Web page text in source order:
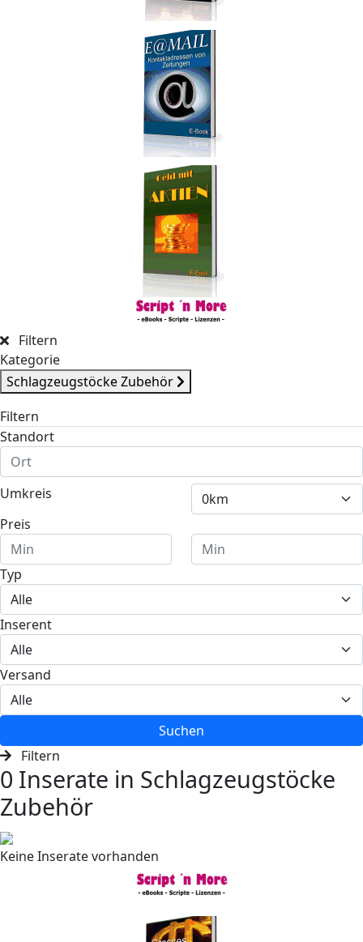
Filtern
Kategorie
Schlag­zeug­stöcke Zubehör
Filtern
Standort
Umkreis
Preis
Typ
Inserent
Versand
Suchen
Filtern
0 Inserate in Schlag­zeug­stöcke
Zubehör
Keine Inserate vorhanden